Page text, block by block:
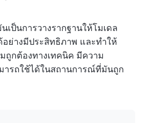
เป็นการวางรากฐานให้โมเดล
อย่างมีประสิทธิภาพ และทำให้
ถูกต้องทางเทคนิค มีความ
ารถใช้ได้ในสถานการณ์ที่มันถูก